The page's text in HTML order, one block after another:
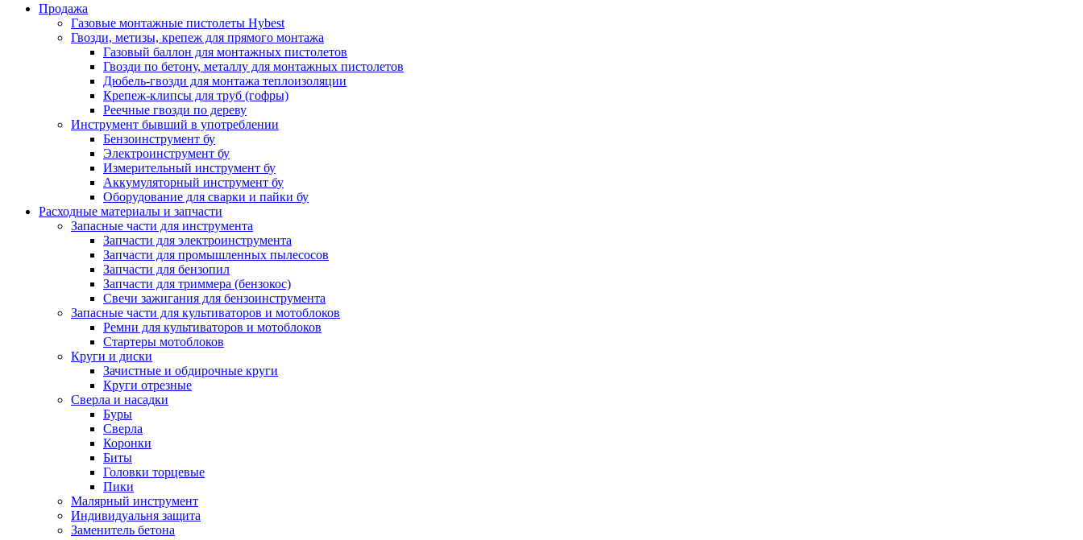
Продажа
Газовые монтажные пистолеты Hybest
Гвозди, метизы, крепеж для прямого монтажа
Газовый баллон для монтажных пистолетов
Гвозди по бетону, металлу для монтажных пистолетов
Дюбель-гвозди для монтажа теплоизоляции
Крепеж-клипсы для труб (гофры)
Реечные гвозди по дереву
Инструмент бывший в употреблении
Бензоинструмент бу
Электроинструмент бу
Измерительный инструмент бу
Аккумуляторный инструмент бу
Оборудование для сварки и пайки бу
Расходные материалы и запчасти
Запасные части для инструмента
Запчасти для электроинструмента
Запчасти для промышленных пылесосов
Запчасти для бензопил
Запчасти для триммера (бензокос)
Свечи зажигания для бензоинструмента
Запасные части для культиваторов и мотоблоков
Ремни для культиваторов и мотоблоков
Стартеры мотоблоков
Круги и диски
Зачистные и обдирочные круги
Круги отрезные
Сверла и насадки
Буры
Сверла
Коронки
Биты
Головки торцевые
Пики
Малярный инструмент
Индивидуальня защита
Заменитель бетона